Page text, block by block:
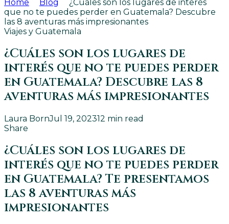
Home Blog
¿Cuáles son los lugares de interés
que no te puedes perder en Guatemala? Descubre
las 8 aventuras más impresionantes
Viajes y Guatemala
¿Cuáles son los lugares de
interés que no te puedes perder
en Guatemala? Descubre las 8
aventuras más impresionantes
Laura BornJul 19, 202312 min read
Share
¿Cuáles son los lugares de
interés que no te puedes perder
en Guatemala? Te presentamos
las 8 aventuras más
impresionantes